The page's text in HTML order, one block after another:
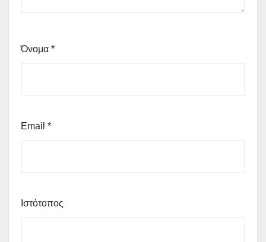
Όνομα *
Email *
Ιστότοπος